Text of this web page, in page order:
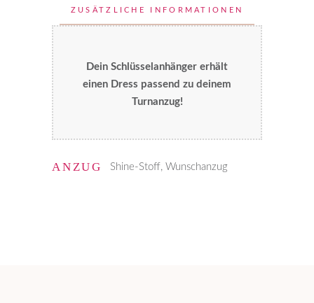
ZUSÄTZLICHE INFORMATIONEN
Dein Schlüsselanhänger erhält
einen Dress passend zu deinem
Turnanzug!
ANZUG Shine-Stoff, Wunschanzug